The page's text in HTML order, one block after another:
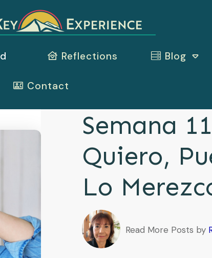
Reflections Blog
Contact
Semana
Quiero,
Lo
Read More Posts by